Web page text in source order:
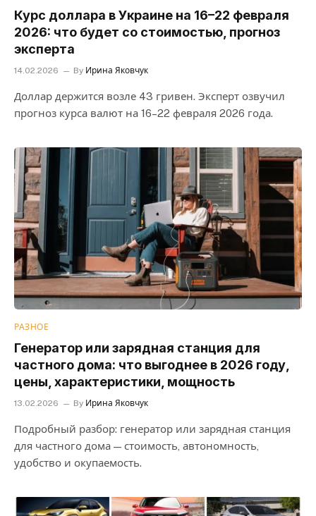
Курс доллара в Украине на 16–22 февраля
2026: что будет со стоимостью, прогноз
эксперта
14.02.2026 By Ирина Яковчук
Доллар держится возле 43 гривен. Эксперт озвучил
прогноз курса валют на 16–22 февраля 2026 года.
РАЗНОЕ
Генератор или зарядная станция для
частного дома: что выгоднее в 2026 году,
цены, характеристики, мощность
13.02.2026 By Ирина Яковчук
Подробный разбор: генератор или зарядная станция
для частного дома — стоимость, автономность,
удобство и окупаемость.